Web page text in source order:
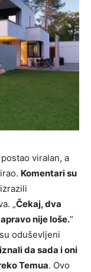
viralan, a
Komentari su
„Čekaj, dva
nije loše.“
oduševljeni
da sada i oni
Temua. Ovo